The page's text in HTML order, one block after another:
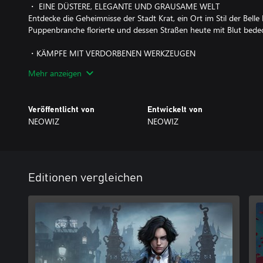
・ EINE DÜSTERE, ELEGANTE UND GRAUSAME WELT
Entdecke die Geheimnisse der Stadt Krat, ein Ort im Stil der
Puppenbranche florierte und dessen Straßen heute mit Blut
・KÄMPFE MIT VERDORBENEN WERKZEUGEN
du dynamische Waffenkombinationen zusammenstellst, die
・WAS BIRGEN LÜGEN?
Es wird Zeiten geben, in denen du vor die Wahl gestellt wirst:
・EIN NEU INTERPRETIERTER KLASSIKER
Erlebe eine Neuinterpretation des geliebten Märchens von
grimmigen Erzählung und entdecke die Geheimnisse und
Mehr anzeigen
Veröffentlicht von
NEOWIZ
Entwickelt von
NEOWIZ
Editionen vergleichen